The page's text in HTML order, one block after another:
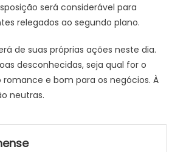
será considerável para
relegados ao segundo plano.
de suas próprias ações neste dia.
desconhecidas, seja qual for o
romance e bom para os negócios. À
neutras.